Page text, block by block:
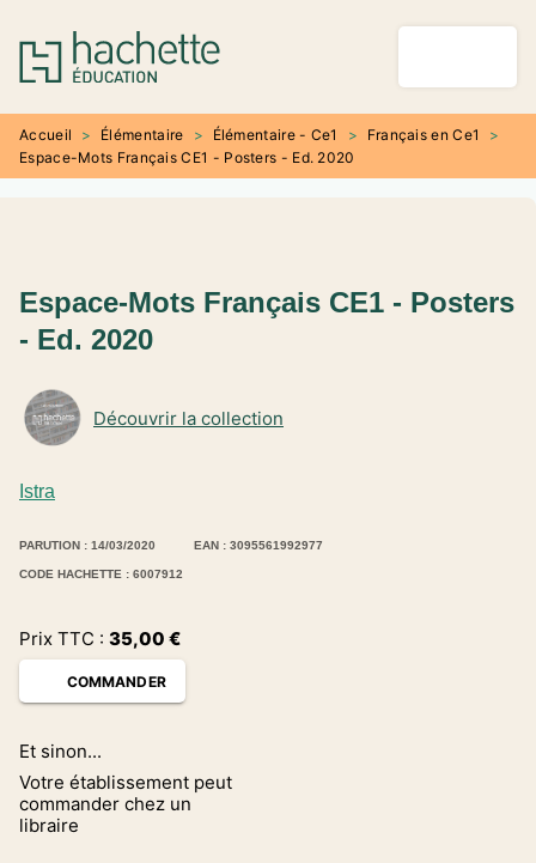
MENU RECHERCHE
PIED DE PAGE
Accueil > Élémentaire > Élémentaire - Ce1 > Français en Ce1
>
Espace-Mots Français CE1 - Posters - Ed. 2020
Istra
Découvrir la collection
Espace-Mots Français CE1 - Posters
- Ed. 2020
PARUTION : 14/03/2020 EAN : 3095561992977
CODE HACHETTE : 6007912
Prix TTC : 35,00 €
COMMANDER
Et sinon...
Votre établissement peut
commander chez un
libraire